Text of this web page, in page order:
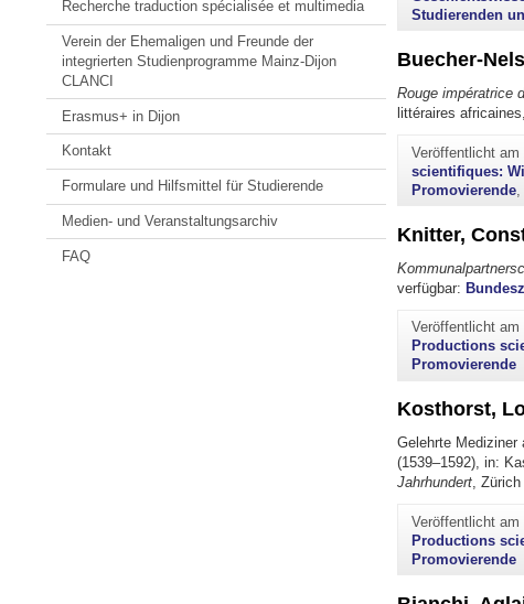
Recherche traduction spécialisée et multimedia
Verein der Ehemaligen und Freunde der
integrierten Studienprogramme Mainz-Dijon
CLANCI
Erasmus+ in Dijon
Kontakt
Formulare und Hilfsmittel für Studierende
Medien- und Veranstaltungsarchiv
FAQ
Studierenden
Buecher-
Rouge impératrice
littéraires
Veröffentlicht am
scientifiques:
Promovierende
Knitter,
verfügbar:
Veröffentlicht am
Productions
Promovierende
Kosthorst,
Gelehrte Mediziner
(1539–1592), in:
Jahrhundert, Zürich
Veröffentlicht am
Productions
Promovierende